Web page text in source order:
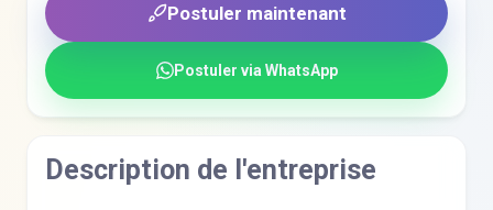
Postuler maintenant
Postuler via WhatsApp
Description de l'entreprise